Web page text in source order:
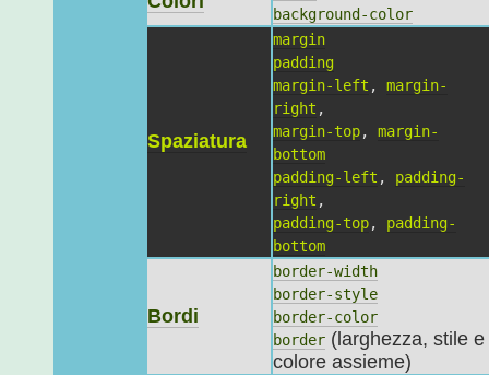
background-color
Spaziatura
margin
padding
margin-left , margin-
right ,
margin-top, margin-
bottom
padding-left , padding-
right ,
padding-top, padding-
bottom
Bordi
border-width
border-style
border-color
border(larghezza, stile e
colore assieme)